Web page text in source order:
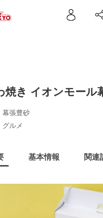
焼き イオンモール
幕張豊砂
グルメ
基本情報 関連